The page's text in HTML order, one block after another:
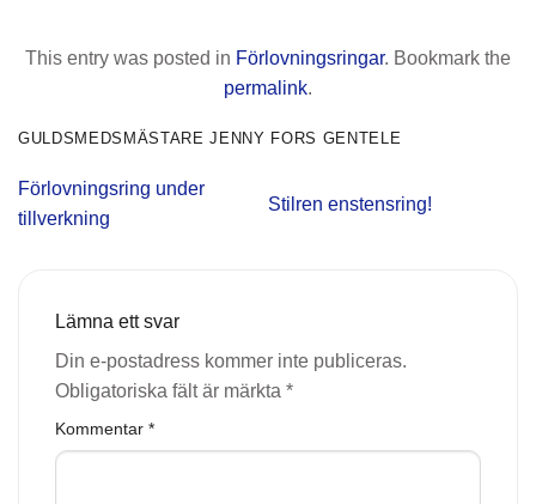
This entry was posted in Förlovningsringar. Bookmark the
permalink.
GULDSMEDSMÄSTARE JENNY FORS GENTELE
Förlovningsring under
tillverkning
Stilren enstensring!
Lämna ett svar
Din e-postadress kommer inte publiceras.
Obligatoriska fält är märkta *
Kommentar *